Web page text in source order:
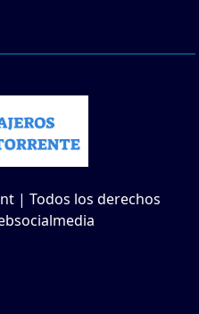
| Todos los derechos